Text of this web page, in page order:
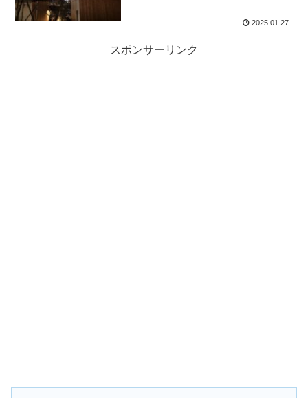
2025.01.27
スポンサーリンク